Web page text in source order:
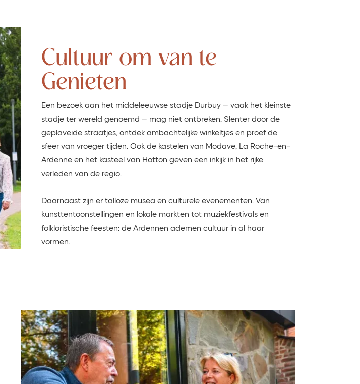
Cultuur om van te
Genieten
Een bezoek aan het middeleeuwse stadje Durbuy – vaak het kleinste
stadje ter wereld genoemd – mag niet ontbreken. Slenter door de
geplaveide straatjes, ontdek ambachtelijke winkeltjes en proef de
sfeer van vroeger tijden. Ook de kastelen van Modave, La Roche-en-
Ardenne en het kasteel van Hotton geven een inkijk in het rijke
verleden van de regio.
Daarnaast zijn er talloze musea en culturele evenementen. Van
kunsttentoonstellingen en lokale markten tot muziekfestivals en
folkloristische feesten: de Ardennen ademen cultuur in al haar
vormen.